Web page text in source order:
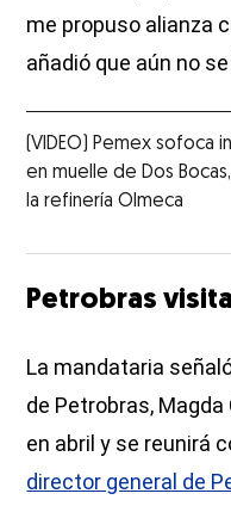
me propuso alianza
añadió que aún no
(VIDEO) Pemex sofoca
en muelle de Dos
la refinería Olmeca
Petrobras
La mandataria
de Petrobras,
en abril y se reunirá
director general de